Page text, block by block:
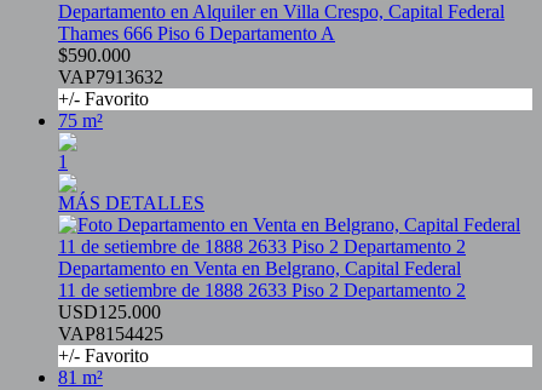
Departamento en Alquiler en Villa Crespo, Capital Federal
Thames 666 Piso 6 Departamento A
$590.000
VAP7913632
+/- Favorito
75 m²
1
MÁS DETALLES
Departamento en Venta en Belgrano, Capital Federal
11 de setiembre de 1888 2633 Piso 2 Departamento 2
USD125.000
VAP8154425
+/- Favorito
81 m²